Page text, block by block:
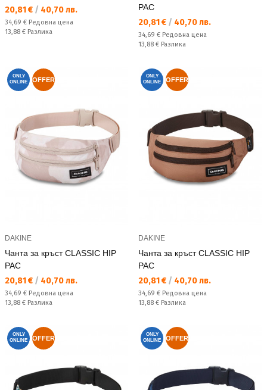
Текуща цена:
20,81 € / 40,70 лв.
Редовна цена:
34,69 € Редовна цена
Спестявате:
13,88 € Разлика
PAC
Текуща цена:
20,81 € / 40,70 лв.
Редовна цена:
34,69 € Редовна цена
Спестявате:
13,88 € Разлика
ONLY
ONLINE
OFFER
DAKINE
Чанта за кръст CLASSIC HIP
PAC
Текуща цена:
20,81 € / 40,70 лв.
Редовна цена:
34,69 € Редовна цена
Спестявате:
13,88 € Разлика
ONLY
ONLINE
OFFER
DAKINE
Чанта за кръст CLASSIC HIP
PAC
Текуща цена:
20,81 € / 40,70 лв.
Редовна цена:
34,69 € Редовна цена
Спестявате:
13,88 € Разлика
ONLY
ONLINE
OFFER
ONLY
ONLINE
OFFER